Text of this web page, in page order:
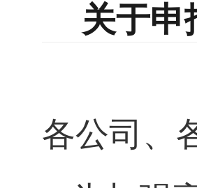
关于申
各公司、